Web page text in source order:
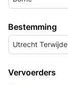
Bestemming
Utrecht Terwijde
Vervoerders